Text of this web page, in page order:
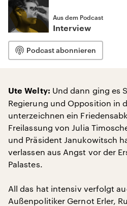
Aus dem Podcast
Interview
Podcast abonnieren
Ute Welty: Und dann ging es
Regierung und Opposition in
unterzeichnen ein
Freilassung von Julia
und Präsident Janukowitsch
verlassen aus Angst vor der
Palastes.
All das hat intensiv verfolgt
Außenpolitiker Gernot Erler,